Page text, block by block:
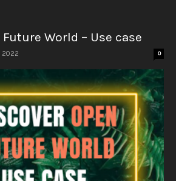
World – Use case
2022 0